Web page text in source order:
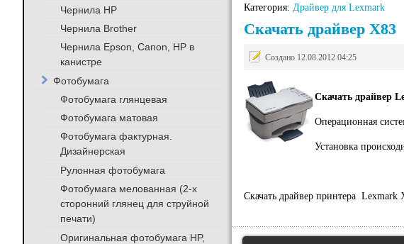
Категория: Драйвер для Lexmark
Скачать драйвер X83
Создано 12.08.2012 04:25
Скачать драйвер
Операционная
Установка
Скачать драйвер принтера Lexmark
Чернила HP
Чернила Brother
Чернила Epson, Canon, HP в
канистре
Фотобумага
Фотобумага глянцевая
Фотобумага матовая
Фотобумага фактурная.
Дизайнерская
Рулонная фотобумага
Фотобумага мелованная (2-х
сторонний глянец для струйной
печати)
Оригинальная фотобумага HP,